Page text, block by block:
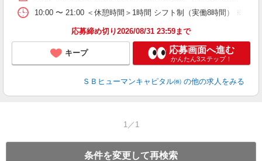
10:00 〜 21:00 ＜休憩時間＞1時間 シフト制（実働8時間） ※営
応募締め切り2026/08/31 23:59まで
キープ 応募画面へ進む
かんたん3ステップ！
ＳＢヒューマンキャピタル㈱ の他の求人をみる
1／1
条件を変更して再検索